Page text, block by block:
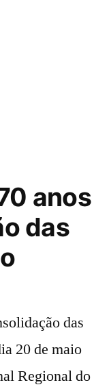
anos
das
das
20 de maio
Regional do